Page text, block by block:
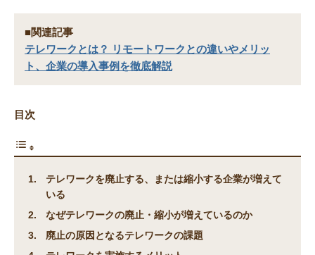
■関連記事
テレワークとは？ リモートワークとの違いやメリッ
ト、企業の導入事例を徹底解説
目次
テレワークを廃止する、または縮小する企業が増えて
いる
なぜテレワークの廃止・縮小が増えているのか
廃止の原因となるテレワークの課題